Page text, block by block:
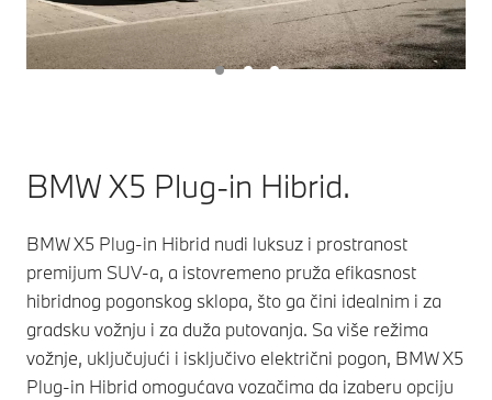
BMW X5 Plug-in Hibrid.
BMW X5 Plug-in Hibrid nudi luksuz i prostranost
premijum SUV-a, a istovremeno pruža efikasnost
hibridnog pogonskog sklopa, što ga čini idealnim i za
gradsku vožnju i za duža putovanja. Sa više režima
vožnje, uključujući i isključivo električni pogon, BMW X5
Plug-in Hibrid omogućava vozačima da izaberu opciju